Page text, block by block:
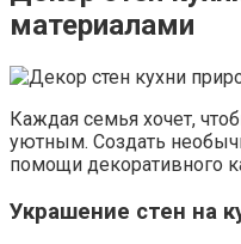
материалами
Каждая семья хочет,
уютным. Создать
помощи декоративного
Украшение стен на